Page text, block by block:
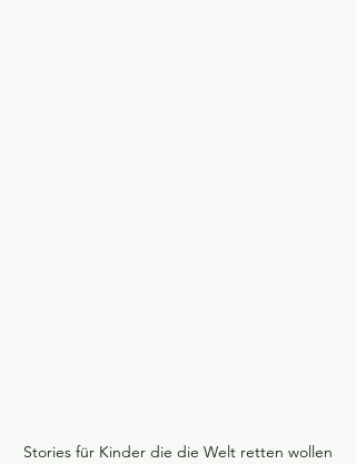
Stories für Kinder die die Welt retten wollen